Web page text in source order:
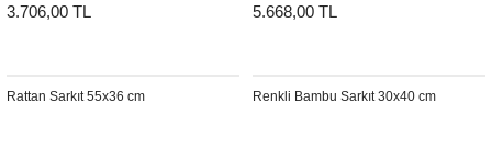
3.706,00 TL 5.668,00 TL
Rattan Sarkıt 55x36 cm Renkli Bambu Sarkıt 30x40 cm